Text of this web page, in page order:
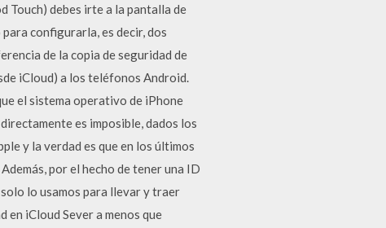
Touch) debes irte a la pantalla de
configurarla, es decir, dos
de la copia de seguridad de
iCloud) a los teléfonos Android.
el sistema operativo de iPhone
es imposible, dados los
y la verdad es que en los últimos
por el hecho de tener una ID
lo usamos para llevar y traer
en iCloud Sever a menos que